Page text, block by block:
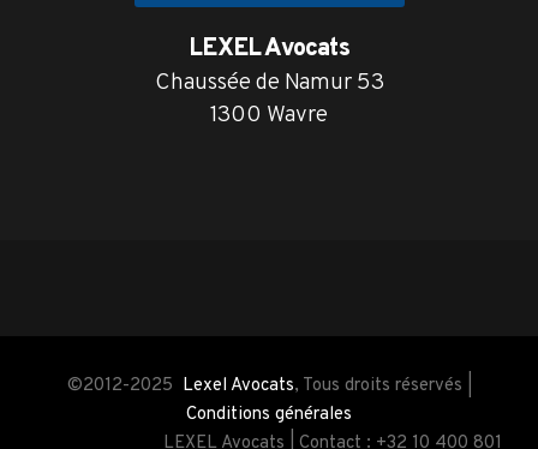
LEXEL Avocats
Chaussée de Namur 53
1300 Wavre
©2012-2025 Lexel Avocats, Tous droits réservés |
Conditions générales
LEXEL Avocats | Contact : +32 10 400 801